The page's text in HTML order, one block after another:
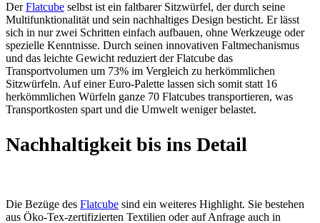
DerFlatcube selbst ist ein faltbarer Sitzwürfel, der durch seine
Multifunktionalität und sein nachhaltiges Design besticht. Er lässt
sich in nur zwei Schritten einfach aufbauen, ohne Werkzeuge oder
spezielle Kenntnisse. Durch seinen innovativen Faltmechanismus
und das leichte Gewicht reduziert der Flatcube das
Transportvolumen um 73% im Vergleich zu herkömmlichen
Sitzwürfeln. Auf einer Euro-Palette lassen sich somit statt 16
herkömmlichen Würfeln ganze 70 Flatcubes transportieren, was
Transportkosten spart und die Umwelt weniger belastet.
Nachhaltigkeit bis ins Detail
Die Bezüge des Flatcube sind ein weiteres Highlight. Sie bestehen
aus Öko-Tex-zertifizierten Textilien oder auf Anfrage auch in